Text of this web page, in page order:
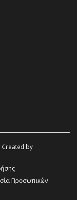
Created by
Προσωπικών